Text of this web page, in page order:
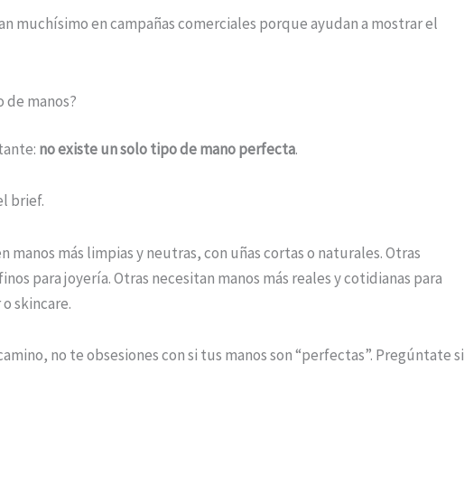
muchísimo en campañas comerciales porque ayudan a mostrar el
de manos?
no existe un solo tipo de mano perfecta.
brief.
manos más limpias y neutras, con uñas cortas o naturales. Otras
para joyería. Otras necesitan manos más reales y cotidianas para
skincare.
no te obsesiones con si tus manos son “perfectas”. Pregúntate si